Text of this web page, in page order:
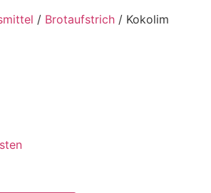
/ Brotaufstrich / Kokolim